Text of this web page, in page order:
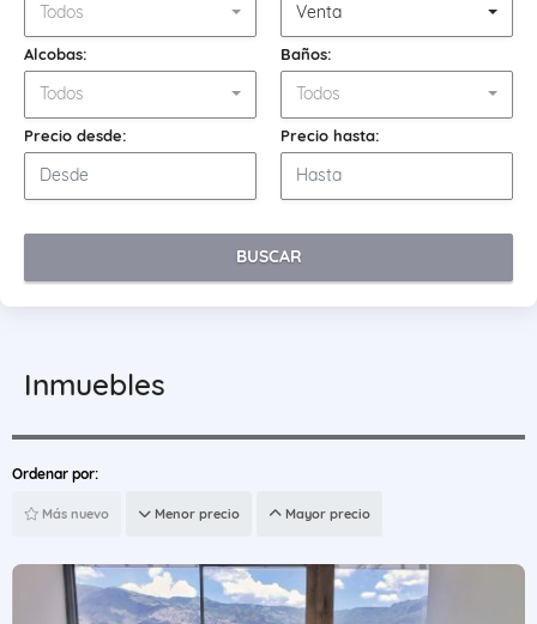
Todos Venta
Alcobas:
Todos
Baños:
Todos
Precio desde: Precio hasta:
BUSCAR
Inmuebles
Ordenar por:
Más nuevo Menor precio Mayor precio